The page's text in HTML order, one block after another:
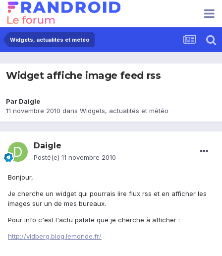
Widgets, actualités et météo
Widget affiche image feed rss
Par Daigle
11 novembre 2010 dans Widgets, actualités et météo
Daigle
Posté(e) 11 novembre 2010
Bonjour,
Je cherche un widget qui pourrais lire flux rss et en afficher les
images sur un de mes bureaux.
Pour info c'est l'actu patate que je cherche à afficher :
http://vidberg.blog.lemonde.fr/